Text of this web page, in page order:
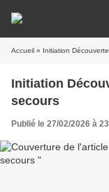
Accueil » Initiation
Initiation
secours
Publié le 27/02/2026 à